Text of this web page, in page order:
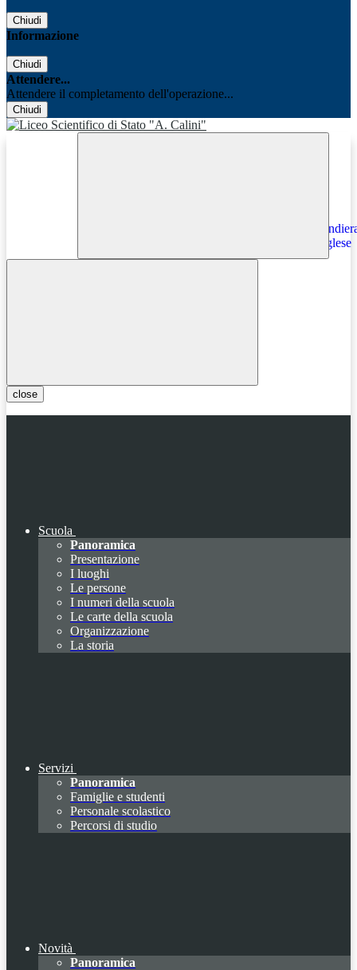
Chiudi
Informazione
Chiudi
Attendere...
Attendere il completamento dell'operazione...
Chiudi
close
Scuola
Panoramica
Presentazione
I luoghi
Le persone
I numeri della scuola
Le carte della scuola
Organizzazione
La storia
Servizi
Panoramica
Famiglie e studenti
Personale scolastico
Percorsi di studio
Novità
Panoramica